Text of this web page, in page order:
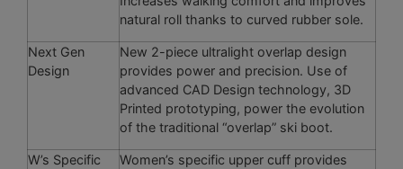
natural roll thanks to curved rubber sole.
Next Gen
Design
New 2-piece ultralight overlap design
provides power and precision. Use of
advanced CAD Design technology, 3D
Printed prototyping, power the evolution
of the traditional “overlap” ski boot.
W’s Specific
Women’s specific upper cuff provides